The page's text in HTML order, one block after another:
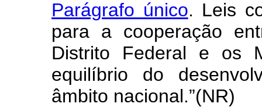
Parágrafo único. Leis
para a cooperação
Distrito Federal e os
equilíbrio do
âmbito nacional.”(NR)